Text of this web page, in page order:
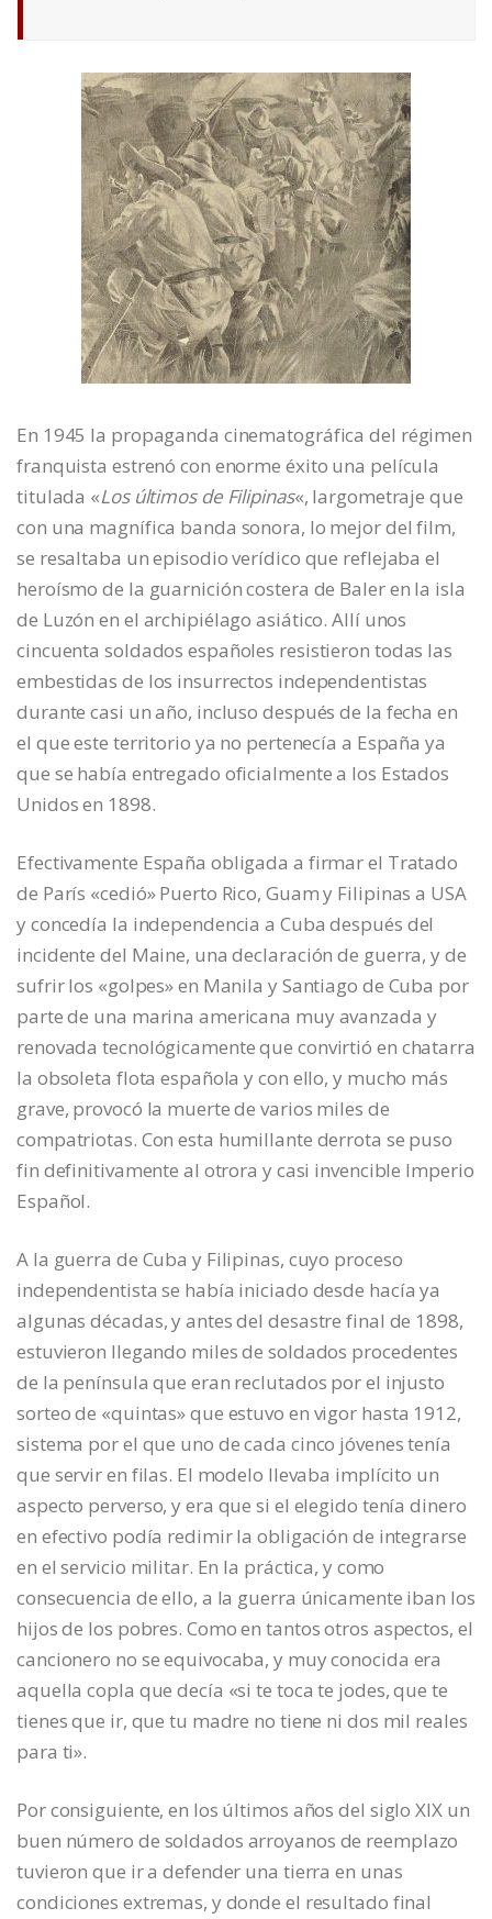
En 1945 la propaganda cinematográfica del régimen
franquista estrenó con enorme éxito una película
titulada «Los últimos de Filipinas«, largometraje que
con una magnífica banda sonora, lo mejor del film,
se resaltaba un episodio verídico que reflejaba el
heroísmo de la guarnición costera de Baler en la isla
de Luzón en el archipiélago asiático. Allí unos
cincuenta soldados españoles resistieron todas las
embestidas de los insurrectos independentistas
durante casi un año, incluso después de la fecha en
el que este territorio ya no pertenecía a España ya
que se había entregado oficialmente a los Estados
Unidos en 1898.
Efectivamente España obligada a firmar el Tratado
de París «cedió» Puerto Rico, Guam y Filipinas a USA
y concedía la independencia a Cuba después del
incidente del Maine, una declaración de guerra, y de
sufrir los «golpes» en Manila y Santiago de Cuba por
parte de una marina americana muy avanzada y
renovada tecnológicamente que convirtió en chatarra
la obsoleta flota española y con ello, y mucho más
grave, provocó la muerte de varios miles de
compatriotas. Con esta humillante derrota se puso
fin definitivamente al otrora y casi invencible Imperio
Español.
A la guerra de Cuba y Filipinas, cuyo proceso
independentista se había iniciado desde hacía ya
algunas décadas, y antes del desastre final de 1898,
estuvieron llegando miles de soldados procedentes
de la península que eran reclutados por el injusto
sorteo de «quintas» que estuvo en vigor hasta 1912,
sistema por el que uno de cada cinco jóvenes tenía
que servir en filas. El modelo llevaba implícito un
aspecto perverso, y era que si el elegido tenía dinero
en efectivo podía redimir la obligación de integrarse
en el servicio militar. En la práctica, y como
consecuencia de ello, a la guerra únicamente iban los
hijos de los pobres. Como en tantos otros aspectos, el
cancionero no se equivocaba, y muy conocida era
aquella copla que decía «si te toca te jodes, que te
tienes que ir, que tu madre no tiene ni dos mil reales
para ti».
Por consiguiente, en los últimos años del siglo XIX un
buen número de soldados arroyanos de reemplazo
tuvieron que ir a defender una tierra en unas
condiciones extremas, y donde el resultado final